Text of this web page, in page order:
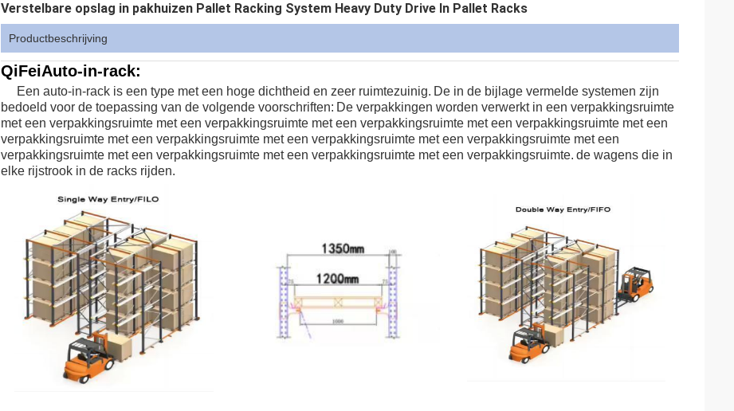
Verstelbare opslag in pakhuizen Pallet Racking System Heavy Duty Drive In Pallet Racks
Productbeschrijving
QiFeiAuto-in-rack:
Een auto-in-rack is een type met een hoge dichtheid en zeer ruimtezuinig. De in de bijlage vermelde systemen zijn
bedoeld voor de toepassing van de volgende voorschriften: De verpakkingen worden verwerkt in een verpakkingsruimte
met een verpakkingsruimte met een verpakkingsruimte met een verpakkingsruimte met een verpakkingsruimte met een
verpakkingsruimte met een verpakkingsruimte met een verpakkingsruimte met een verpakkingsruimte met een
verpakkingsruimte met een verpakkingsruimte met een verpakkingsruimte met een verpakkingsruimte. de wagens die in
elke rijstrook in de racks rijden.